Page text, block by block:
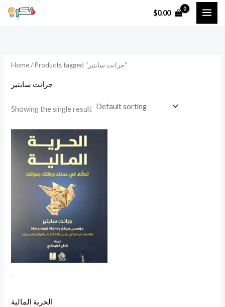
Skip
$0.00
Home / Products tagged “جرانت سابتير”
جرانت سابتير
Showing the single result
-
الحرية المالية